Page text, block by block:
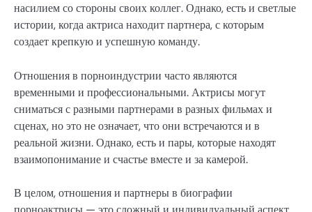
насилием со стороны своих коллег. Однако, есть и светлые
истории, когда актриса находит партнера, с которым
создает крепкую и успешную команду.
Отношения в порноиндустрии часто являются
временными и профессиональными. Актрисы могут
сниматься с разными партнерами в разных фильмах и
сценах, но это не означает, что они встречаются и в
реальной жизни. Однако, есть и пары, которые находят
взаимопонимание и счастье вместе и за камерой.
В целом, отношения и партнеры в биографии